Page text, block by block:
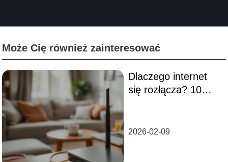
Może Cię również zainteresować
Dlaczego internet
się rozłącza? 10
2026-02-09